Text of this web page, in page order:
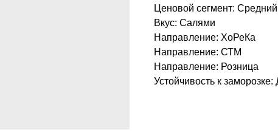
Ценовой сегмент: Средний
Вкус: Салями
Направление: ХоРеКа
Направление: СТМ
Направление: Розница
Устойчивость к заморозке: